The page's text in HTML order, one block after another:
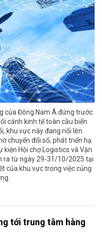
của Đông Nam Á đứng trước
cảnh kinh tế toàn cầu biến
khu vực này đang nổi lên
chuyển đổi số, phát triển hạ
kiện Hội chợ Logistics và Vận
ra từ ngày 29-31/10/2025 tại
của khu vực trong việc củng
tới trung tâm hàng